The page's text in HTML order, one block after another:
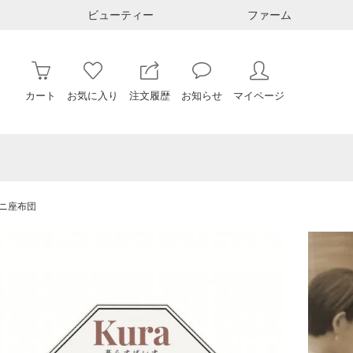
ビューティー ファーム
カート お気に入り 注文履歴 お知らせ マイページ
座布団